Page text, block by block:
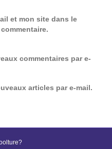
et mon site dans le
commentaires par e-
articles par e-mail.